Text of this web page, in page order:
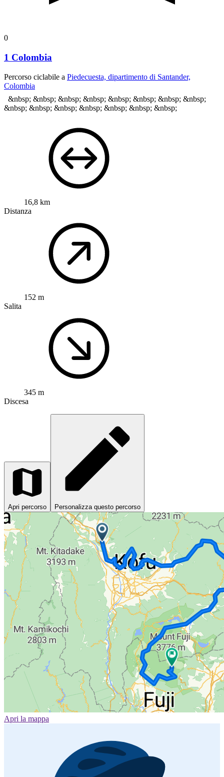
0
1 Colombia
Percorso ciclabile a Piedecuesta, dipartimento di Santander,
Colombia
&nbsp; &nbsp; &nbsp; &nbsp; &nbsp; &nbsp; &nbsp; &nbsp;
&nbsp; &nbsp; &nbsp; &nbsp; &nbsp; &nbsp; &nbsp;
16,8 km
Distanza
152 m
Salita
345 m
Discesa
Apri percorso Personalizza questo percorso
Apri la mappa